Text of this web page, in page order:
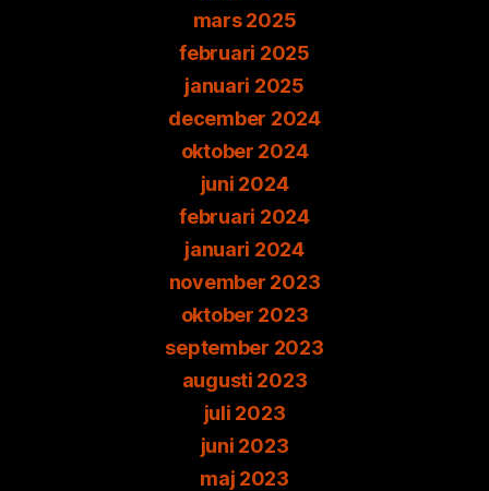
mars 2025
februari 2025
januari 2025
december 2024
oktober 2024
juni 2024
februari 2024
januari 2024
november 2023
oktober 2023
september 2023
augusti 2023
juli 2023
juni 2023
maj 2023